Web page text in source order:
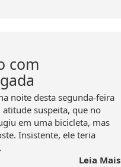
com
noite desta segunda-feira
suspeita, que no
em uma bicicleta, mas
Insistente, ele teria
Leia Mais